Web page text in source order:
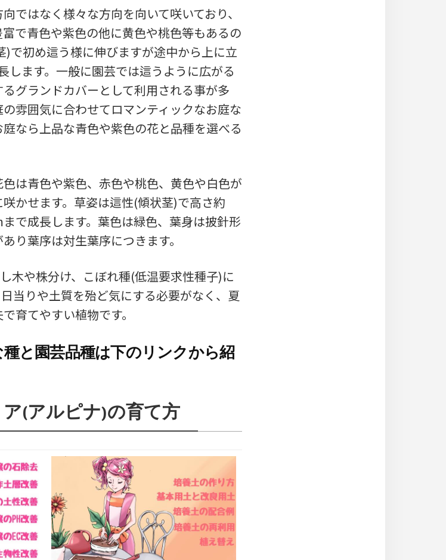
ではなく様々な方向を向いて咲いており、
で青色や紫色の他に黄色や桃色等もあるの
)で初め這う様に伸びますが途中から上に立
します。一般に園芸では這うように広がる
グランドカバーとして利用される事が多
雰囲気に合わせてロマンティックなお庭な
なら上品な青色や紫色の花と品種を選べる
は青色や紫色、赤色や桃色、黄色や白色が
かせます。草姿は這性(傾状茎)で高さ約
で成長します。葉色は緑色、葉身は披針形
り葉序は対生葉序につきます。
木や株分け、こぼれ種(低温要求性種子)に
当りや土質を殆ど気にする必要がなく、夏
育てやすい植物です。
と園芸品種は下のリンクから紹
(アルピナ)の育て方